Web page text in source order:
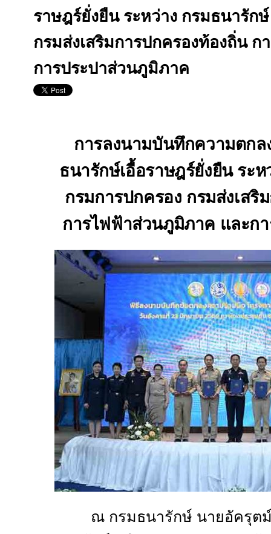
ราษฎร์ยั่งยืน ระหว่าง กรมธนารัก
กรมส่งเสริมการปกครองท้องถิ่น
การประปาส่วนภูมิภาค
การลงนามบันทึกความตกล
ธนารักษ์เอื้อราษฎร์ยั่งยืน ระ
กรมการปกครอง กรมส่งเสริ
การไฟฟ้าส่วนภูมิภาค และก
ณ กรมธนารักษ์ นายอัครุต